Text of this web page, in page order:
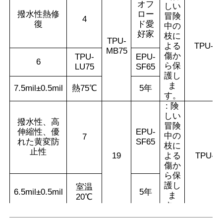
撥水性熱修
復
4
TPU-
MB75
オフ
ロー
ド愛
好家
しい
冒険
中の
枝に
よる
傷か
ら保
護し
ま
す。
TPU-
6
TPU-
LU75
EPU-
SF65
7.5mil±0.5mil 熱75℃ 5年
撥水性、高
伸縮性、優
れた黄変防
止性
7
19
EPU-
SF65
: 険
しい
冒険
中の
枝に
よる
傷か
ら保
護し
ま
す。
TPU-
6.5mil±0.5mil
室温
20℃
5年
クイックリ